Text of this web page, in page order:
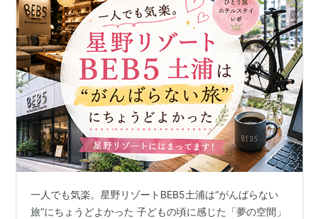
一人でも気楽。星野リゾートBEB5土浦は“がんばらない
旅”にちょうどよかった 子どもの頃に感じた「夢の空間」